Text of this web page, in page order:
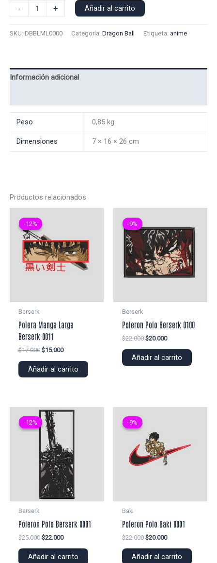
-
Manga
+ Añadir al carrito
SKU: DBBLML0000 Categoría: Dragon Ball Etiqueta: anime
Información adicional
Peso 0,85 kg
Dimensiones 7 × 16 × 26 cm
Productos relacionados
-12%
-12%
Berserk
Polera Manga Larga
Berserk 0011
$17.000 El
original
$15.000El
actual
Añadir al carrito
-9%
-9%
Berserk
Poleron Polo Berserk 0100
$22.000 El
original
$20.000El
actual
Añadir al carrito
-12%
-12%
Berserk
Poleron Polo Berserk 0001
$25.000 El
original
$22.000El
actual
Añadir al carrito
-9%
-9%
Baki
Poleron Polo Baki 0001
$22.000 El
original
$20.000El
actual
Añadir al carrito